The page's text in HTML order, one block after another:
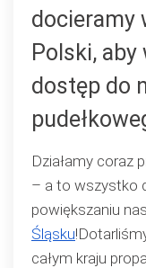
docieramy
Polski,
dostęp do
Działamy coraz
– a to wszystko
powiększaniu
Śląsku
całym kraju